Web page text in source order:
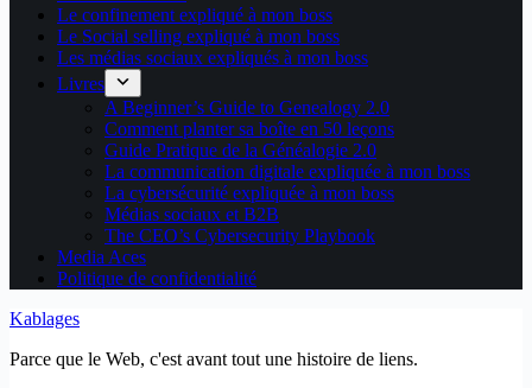
Le confinement expliqué à mon boss
Le Social selling expliqué à mon boss
Les médias sociaux expliqués à mon boss
Livres
A Beginner’s Guide to Genealogy 2.0
Comment planter sa boîte en 50 leçons
Guide Pratique de la Généalogie 2.0
La communication digitale expliquée à mon boss
La cybersécurité expliquée à mon boss
Médias sociaux et B2B
The CEO’s Cybersecurity Playbook
Media Aces
Politique de confidentialité
Kablages
Parce que le Web, c'est avant tout une histoire de liens.